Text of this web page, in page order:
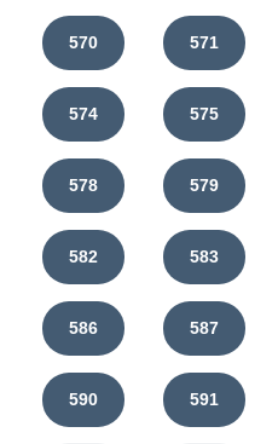
570 571
574 575
578 579
582 583
586 587
590 591